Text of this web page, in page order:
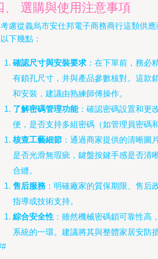
、 選購與使用注意事項
慮從義烏市安仕邦電子商務商行這類供
下幾點：
確認尺寸與安裝要求 ：在下單前，務必
有鎖孔尺寸，并與產品參數核對。這款
和安裝，建議由熟練師傅操作。
了解密碼管理功能：確認密碼設置和更
便，是否支持多組密碼（如管理員密碼
核查工藝細節 ：通過商家提供的清晰圖
是否光滑無瑕疵，鍵盤按鍵手感是否清
合縫。
售后服務 ：明確廠家的質保期限、售后
指導或技術支持。
綜合安全性 ：雖然機械密碼鎖可靠性高
系統的一環。建議將其與整體家居安防